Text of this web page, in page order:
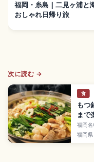
福岡・糸島｜二見ヶ浦と
おしゃれ日帰り旅
次に読む →
食
もつ
まで
福岡
ベツ・
噌・
福岡県